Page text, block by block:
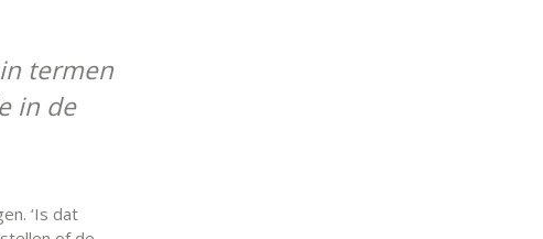
termen
in de
‘Is dat